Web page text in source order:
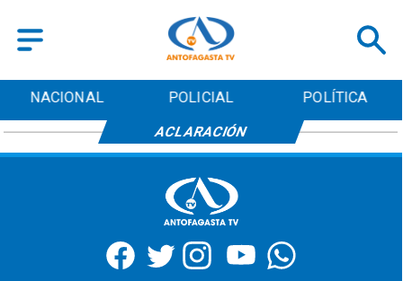
NACIONAL POLICIAL POLÍTICA
ACLARACIÓN